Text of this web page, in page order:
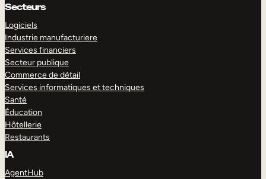
Secteurs
Logiciels
Industrie manufacturiere
Services financiers
Secteur publique
Commerce de détail
Services informatiques et techniques
Santé
Éducation
Hôtellerie
Restaurants
IA
AgentHub